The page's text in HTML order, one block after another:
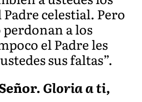
celestial. Pero
perdonan a los
el Padre les
sus faltas”.
Gloria a ti,